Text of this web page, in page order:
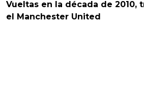
Vueltas en la década de 2010,
el Manchester United